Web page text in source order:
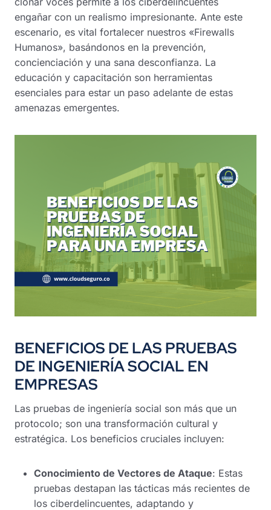
engañar con un realismo impresionante. Ante este
escenario, es vital fortalecer nuestros «Firewalls
Humanos», basándonos en la prevención,
concienciación y una sana desconfianza. La
educación y capacitación son herramientas
esenciales para estar un paso adelante de estas
amenazas emergentes.
BENEFICIOS DE LAS PRUEBAS
DE INGENIERÍA SOCIAL EN
EMPRESAS
Las pruebas de ingeniería social son más que un
protocolo; son una transformación cultural y
estratégica. Los beneficios cruciales incluyen:
Conocimiento de Vectores de Ataque: Estas
pruebas destapan las tácticas más recientes de
los ciberdelincuentes, adaptando y